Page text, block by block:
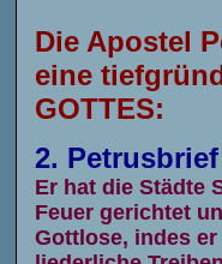
Die Apostel
eine
GOTTES:
2. Petrusbrief
Er hat die Städte
Feuer gerichtet
Gottlose, indes